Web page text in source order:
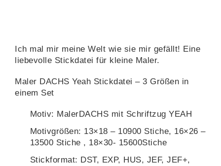
Ich mal mir meine Welt wie sie mir gefällt! Eine
liebevolle Stickdatei für kleine Maler.
Maler DACHS Yeah Stickdatei – 3 Größen in
einem Set
Motiv: MalerDACHS mit Schriftzug YEAH
Motivgrößen: 13×18 – 10900 Stiche, 16×26 –
13500 Stiche , 18×30- 15600Stiche
Stickformat: DST, EXP, HUS, JEF, JEF+,